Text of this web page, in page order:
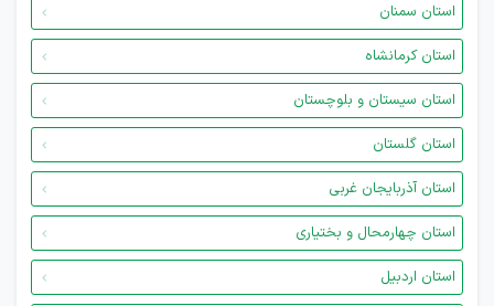
استان سمنان
استان کرمانشاه
استان سیستان و بلوچستان
استان گلستان
استان آذربایجان غربی
استان چهارمحال و بختیاری
استان اردبیل